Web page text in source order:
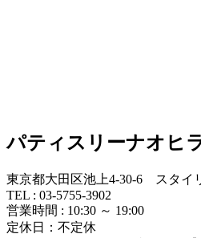
パティスリーナオヒ
東京都大田区池上4-30-6 スタイ
TEL : 03-5755-3902
営業時間 : 10:30 ～ 19:00
定休日：不定休